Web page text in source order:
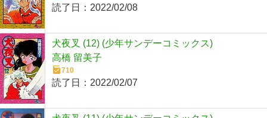
読了日： 2022/02/08
犬夜叉 (12) (少年サンデーコミックス)
高橋 留美子
710
読了日： 2022/02/07